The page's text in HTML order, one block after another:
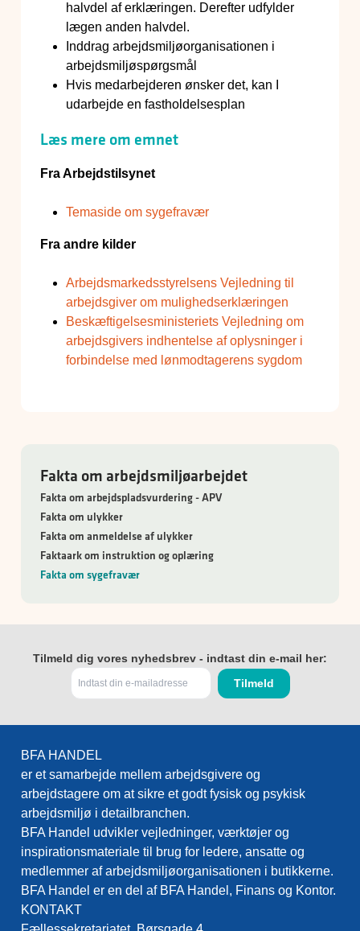
Fakta om arbejdsmiljøarbejdet
Fakta om arbejdspladsvurdering - APV
Fakta om ulykker
Fakta om anmeldelse af ulykker
Faktaark om instruktion og oplæring
Fakta om sygefravær
halvdel af erklæringen. Derefter udfylder
lægen anden halvdel.
Inddrag arbejdsmiljøorganisationen i
arbejdsmiljøspørgsmål
Hvis medarbejderen ønsker det, kan I
udarbejde en fastholdelsesplan
Læs mere om emnet
Fra Arbejdstilsynet
Temaside om sygefravær
Fra andre kilder
Arbejdsmarkedsstyrelsens Vejledning til
arbejdsgiver om mulighedserklæringen
Beskæftigelsesministeriets Vejledning om
arbejdsgivers indhentelse af oplysninger i
forbindelse med lønmodtagerens sygdom
Tilmeld dig vores nyhedsbrev - indtast din e-mail her:
BFA HANDEL
er et samarbejde mellem arbejdsgivere og
arbejdstagere om at sikre et godt fysisk og psykisk
arbejdsmiljø i detailbranchen.
BFA Handel udvikler vejledninger, værktøjer og
inspirationsmateriale til brug for ledere, ansatte og
medlemmer af arbejdsmiljøorganisationen i butikkerne.
BFA Handel er en del af BFA Handel, Finans og Kontor.
KONTAKT